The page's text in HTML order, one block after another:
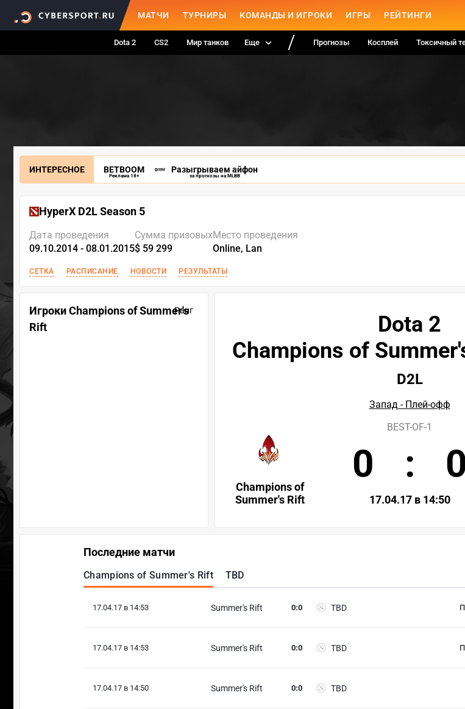
МАТЧИ ТУРНИРЫ КОМАНДЫ И ИГРОКИ ИГРЫ РЕЙТИНГИ
Dota 2 CS2 Мир танков Еще Прогнозы Косплей Токсичный
ИНТЕРЕСНОЕ BETBOOM
Реклама 18+
Разыгрываем айфон
за прогнозы на MLBB
HyperX D2L Season 5
Дата проведения
09.10.2014 - 08.01.2015
Сумма призовых
$ 59 299
Место проведения
Online, Lan
СЕТКА РАСПИСАНИЕ НОВОСТИ РЕЗУЛЬТАТЫ
Игроки Champions of Summer's
Rift
Ранг
Dota 2
Champions of
D2L
Запад - Плей-офф
Champions of
Summer's Rift
BEST-OF-1
0 : 0
17.04.17 в 14:50
Последние матчи
Champions of Summer's Rift TBD
17.04.17 в 14:53 Summer's Rift TBD
0:0
17.04.17 в 14:53 Summer's Rift TBD
0:0
17.04.17 в 14:50 Summer's Rift TBD
0:0